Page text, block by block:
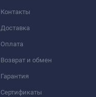
Контакты
Доставка
Оплата
Возврат и обмен
Гарантия
Сертификаты